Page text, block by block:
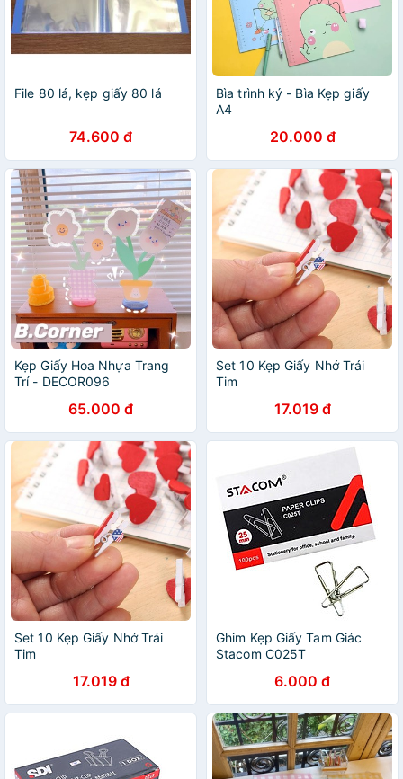
File 80 lá, kẹp giấy 80 lá
74.600 đ
Bìa trình ký - Bìa Kẹp giấy
A4
20.000 đ
Kẹp Giấy Hoa Nhựa Trang
Trí - DECOR096
65.000 đ
Set 10 Kẹp Giấy Nhớ Trái
Tim
17.019 đ
Set 10 Kẹp Giấy Nhớ Trái
Tim
17.019 đ
Ghim Kẹp Giấy Tam Giác
Stacom C025T
6.000 đ